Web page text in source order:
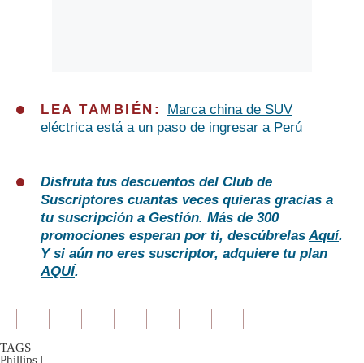
LEA TAMBIÉN:
Marca china de SUV
eléctrica está a un paso de ingresar a Perú
Disfruta tus descuentos del Club de
Suscriptores cuantas veces quieras gracias a
tu suscripción a Gestión. Más de 300
promociones esperan por ti, descúbrelasAquí.
Y si aún no eres suscriptor, adquiere tu plan
AQUÍ.
TAGS
Phillips |